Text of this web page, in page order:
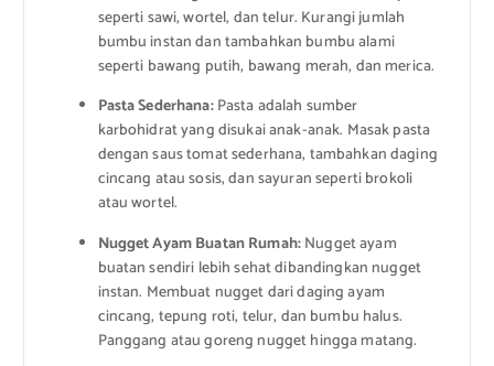
seperti sawi, wortel, dan telur. Kurangi jumlah
bumbu instan dan tambahkan bumbu alami
seperti bawang putih, bawang merah, dan merica.
Pasta Sederhana:Pasta adalah sumber
karbohidrat yang disukai anak-anak. Masak pasta
dengan saus tomat sederhana, tambahkan daging
cincang atau sosis, dan sayuran seperti brokoli
atau wortel.
Nugget Ayam Buatan Rumah:Nugget ayam
buatan sendiri lebih sehat dibandingkan nugget
instan. Membuat nugget dari daging ayam
cincang, tepung roti, telur, dan bumbu halus.
Panggang atau goreng nugget hingga matang.